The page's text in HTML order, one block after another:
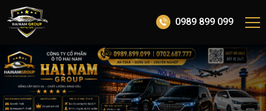
0989 899 099